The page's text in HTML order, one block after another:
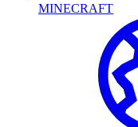
MINECRAFT